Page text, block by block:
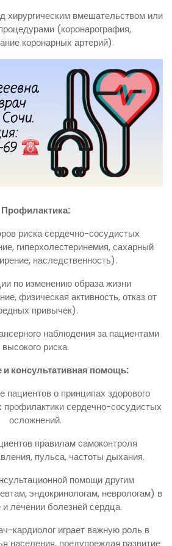
хирургическим вмешательством или
(коронарография,
коронарных артерий).
Профилактика:
риска сердечно-сосудистых
гиперхолестеринемия, сахарный
наследственность).
по изменению образа жизни
физическая активность, отказ от
привычек).
наблюдения за пациентами
высокого риска.
и консультативная помощь:
о принципах здорового
профилактики сердечно-сосудистых
осложнений.
правилам самоконтроля
пульса, частоты дыхания.
помощи другим
эндокринологам, неврологам) в
и лечении болезней сердца.
кардиолог играет важную роль в
населения, предупреждая развитие